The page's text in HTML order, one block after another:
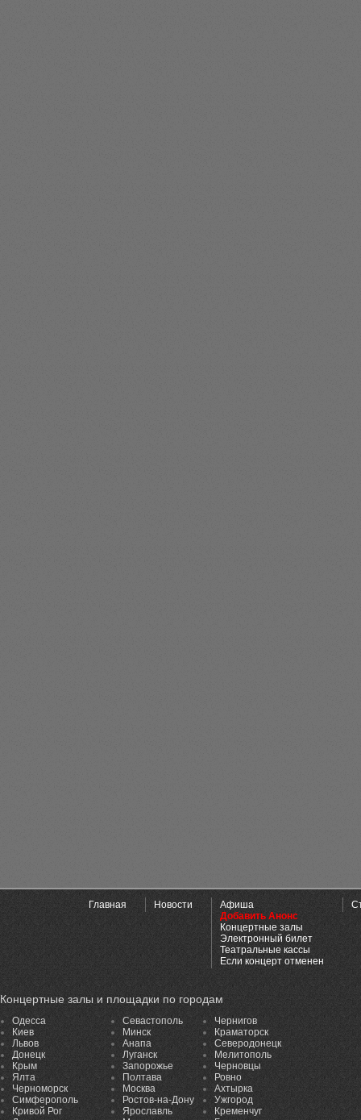
Главная Новости
Афиша
Добавить Анонс
Концертные залы
Электронный билет
Театральные кассы
Если концерт отменен
Концертные залы и площадки по городам
Одесса
Киев
Львов
Донецк
Крым
Ялта
Черноморск
Симферополь
Кривой Рог
Севастополь
Минск
Анапа
Луганск
Запорожье
Полтава
Москва
Ростов-на-Дону
Ярославль
Чернигов
Краматорск
Северодонецк
Мелитополь
Черновцы
Ровно
Ахтырка
Ужгород
Кременчуг